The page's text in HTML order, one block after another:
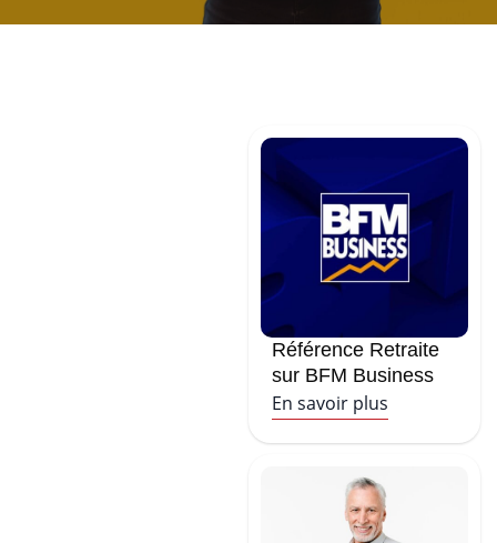
Référence Retraite
sur BFM Business
En savoir plus